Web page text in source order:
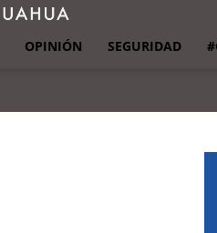
OPINIÓN SEGURIDAD